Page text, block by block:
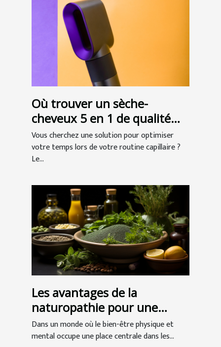
Où trouver un sèche-
cheveux 5 en 1 de qualité
professionnelle ?
Vous cherchez une solution pour optimiser
votre temps lors de votre routine capillaire ?
Le...
Les avantages de la
naturopathie pour une
meilleure santé globale
Dans un monde où le bien-être physique et
mental occupe une place centrale dans les...